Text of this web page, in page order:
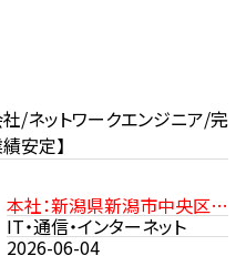
/ネットワークエンジニア/完
安定】
本社：新潟県新潟市中央区沼
垂東2-11-21 JR信越本線「新
潟駅」より徒歩15分
IT・通信・インターネット
2026-06-04